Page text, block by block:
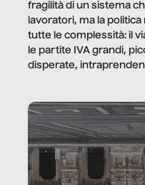
fragilità di un sistema
lavoratori, ma la
tutte le complessità: il
le partite IVA grandi,
disperate,